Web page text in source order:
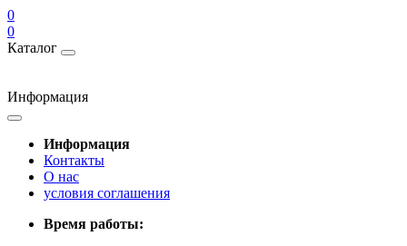
0
0
Каталог
Информация
Информация
Контакты
О нас
условия соглашения
Время работы: